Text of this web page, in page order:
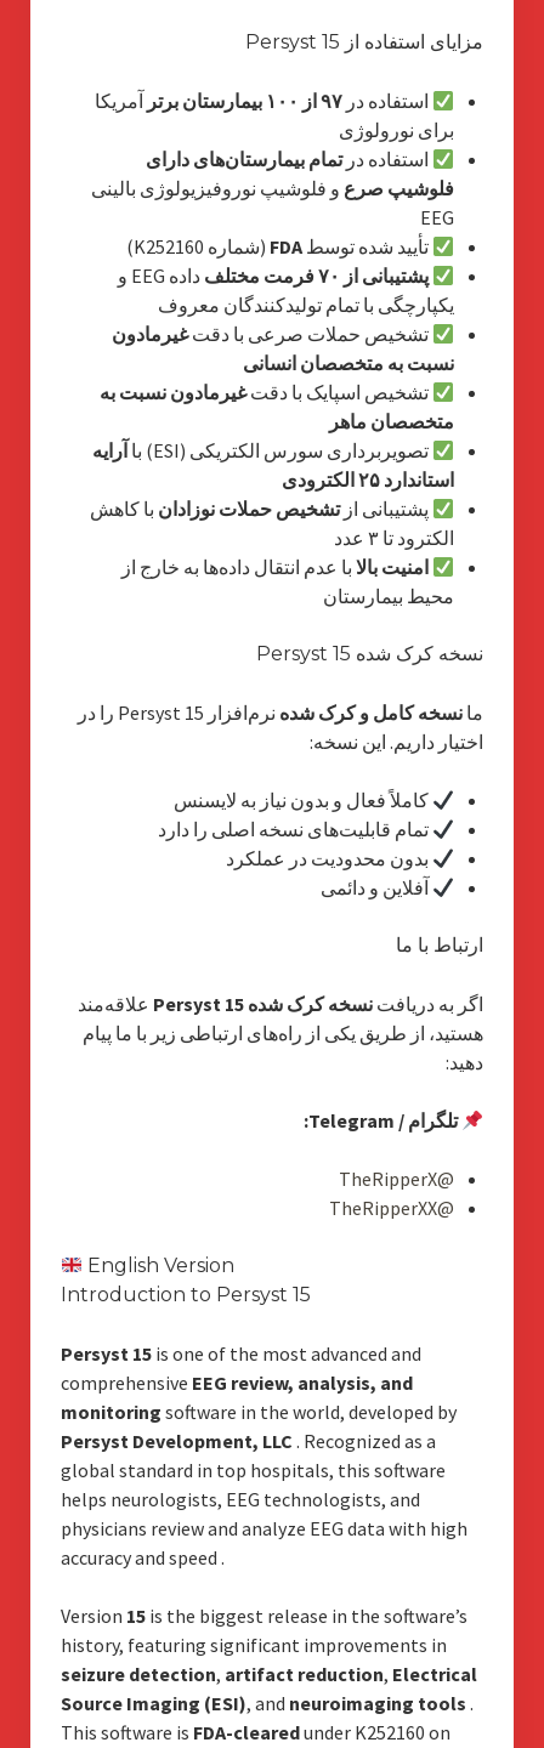
مزایای استفاده از Persyst 15
استفاده در ۹۷ از ۱۰۰ بیمارستان برتر
آمریکا
برای نورولوژی
استفاده درتمام بیمارستان‌های دارای
فلوشیپ صرع و فلوشیپ نوروفیزیولوژی بالینی
EEG
تأیید شده توسط FDA (شماره K252160)
پشتیبانی از ۷۰ فرمت مختلف
داده EEG و
یکپارچگی با تمام تولیدکنندگان معروف
تشخیص حملات صرعی با دقتغیرمادون
نسبت به متخصصان انسانی
تشخیص اسپایک با دقتغیرمادون نسبت به
متخصصان ماهر
تصویربرداری سورس الکتریکی (ESI) با
آرایه
استاندارد ۲۵ الکترودی
پشتیبانی ازتشخیص حملات نوزادان با کاهش
الکترود تا ۳ عدد
امنیت بالا با عدم انتقال داده‌ها به خارج از
محیط بیمارستان
نسخه کرک شده Persyst 15
ما نسخه کامل و کرک شده
نرم‌افزار Persyst 15 را در
اختیار داریم. این نسخه:
کاملاً فعال و بدون نیاز به لایسنس
تمام قابلیت‌های نسخه اصلی را دارد
بدون محدودیت در عملکرد
آفلاین و دائمی
ارتباط با ما
اگر به دریافت نسخه کرک شده Persyst 15
علاقه‌مند
هستید، از طریق یکی از راه‌های ارتباطی زیر با ما پیام
دهید:
تلگرام / Telegram:
@TheRipperX
@TheRipperXX
English Version
Introduction to Persyst 15
Persyst 15is one of the most advanced and
comprehensive EEG review, analysis, and
monitoring software in the world, developed by
Persyst Development, LLC . Recognized as a
global standard in top hospitals, this software
helps neurologists, EEG technologists, and
physicians review and analyze EEG data with high
accuracy and speed .
Version 15is the biggest release in the software’s
history, featuring significant improvements in
seizure detection, artifact reduction, Electrical
Source Imaging (ESI), and neuroimaging tools .
This software is FDA-clearedunder K252160 on